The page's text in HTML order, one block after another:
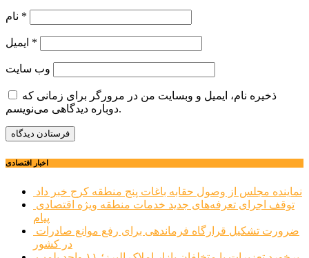
*
*
وب‌ سایت
ذخیره نام، ایمیل و وبسایت من در مرورگر برای زمانی که
دوباره دیدگاهی می‌نویسم.
اخبار اقتصادی
نماینده مجلس از وصول حقابه باغات پنج منطقه کرج خبر داد
پیام
در کشور